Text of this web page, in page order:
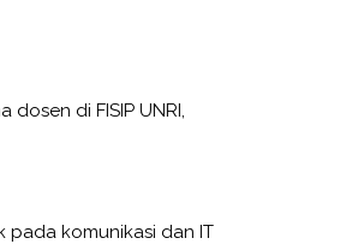
di FISIP UNRI,
pada komunikasi dan IT